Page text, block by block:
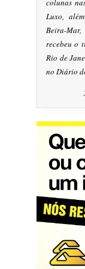
colunas
Luxo,
Beira-
recebeu o
Rio de
no Diário